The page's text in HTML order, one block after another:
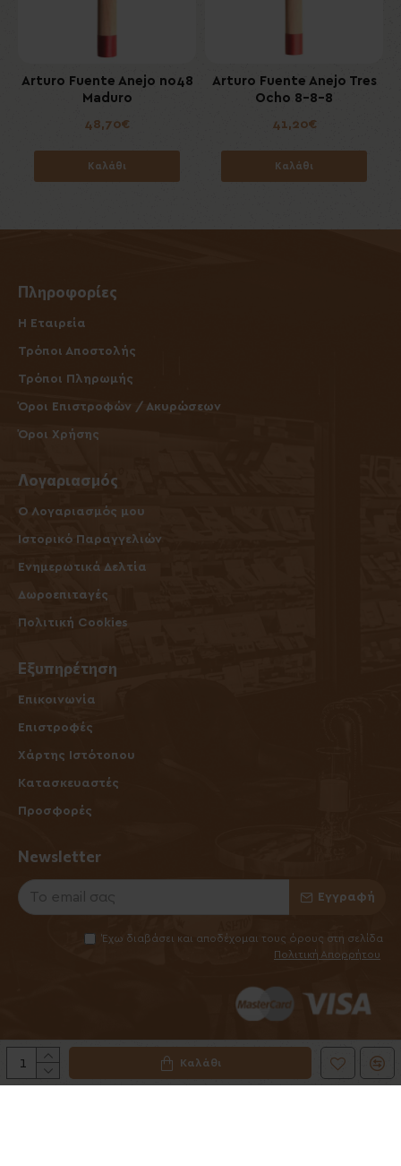
Καλάθι
Arturo Fuente Anejo no48
Maduro
48,70€
Καλάθι
Arturo Fuente Anejo Tres
Ocho 8-8-8
41,20€
Καλάθι
Πληροφορίες
Η Εταιρεία
Τρόποι Αποστολής
Τρόποι Πληρωμής
Όροι Επιστροφών / Ακυρώσεων
Όροι Χρήσης
Λογαριασμός
O Λογαριασμός μου
Ιστορικό Παραγγελιών
Ενημερωτικά Δελτία
Δωροεπιταγές
Πολιτική Cookies
Εξυπηρέτηση
Επικοινωνία
Επιστροφές
Χάρτης Ιστότοπου
Κατασκευαστές
Προσφορές
Newsletter
Εγγραφή
Έχω διαβάσει και αποδέχομαι τους όρους στη σελίδα
Πολιτική Απορρήτου